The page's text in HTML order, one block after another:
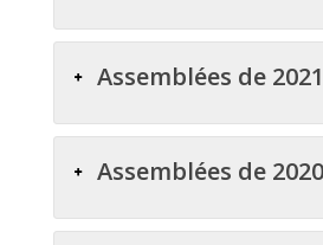
Assemblées de 2021
Assemblées de 2020